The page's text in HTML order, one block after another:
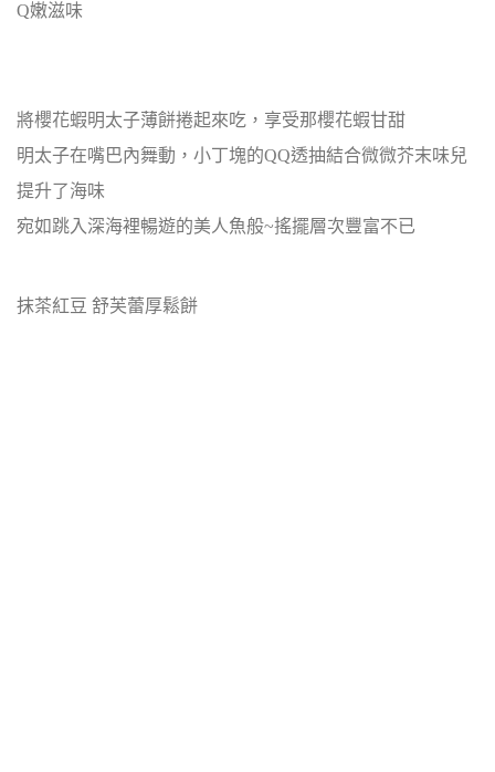
Q嫩滋味
將櫻花蝦明太子薄餅捲起來吃，享受那櫻花蝦甘甜
明太子在嘴巴內舞動，小丁塊的QQ透抽結合微微芥末味兒
提升了海味
宛如跳入深海裡暢遊的美人魚般~搖擺層次豐富不已
抹茶紅豆 舒芙蕾厚鬆餅